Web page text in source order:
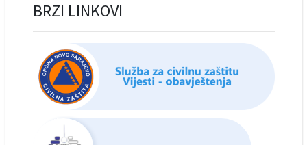
BRZI LINKOVI